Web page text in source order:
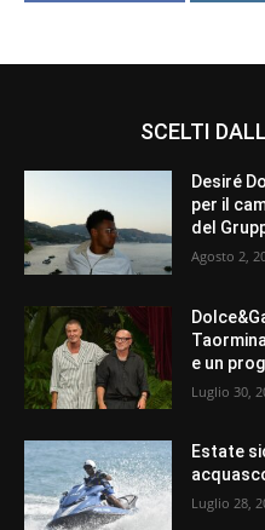
SCELTI
Desiré
per il
del
Agosto 2,
e un
Luglio 30,
Estate
Luglio 28,